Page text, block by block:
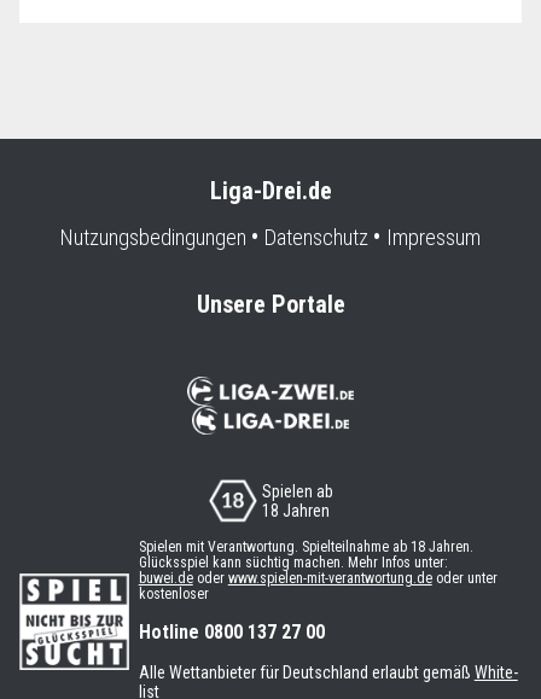
Liga-Drei.de
Nutzungsbedingungen Datenschutz Impressum
Unsere Portale
Spielen ab
18 Jahren
Spielen mit Verantwortung. Spielteilnahme ab 18 Jahren.
Glücksspiel kann süchtig machen. Mehr Infos unter:
buwei.deoder www.spielen-mit-verantwortung.deoder unter
kostenloser
Hotline 0800 137 27 00
Alle Wettanbieter für Deutschland erlaubt gemäß White-
list